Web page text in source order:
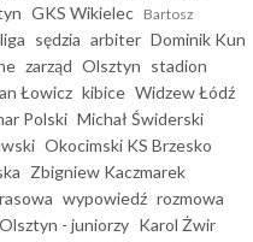
GKS Wikielec Bartosz
sędzia arbiter Dominik Kun
zarząd Olsztyn stadion
Łowicz kibice Widzew Łódź
Polski Michał Świderski
Okocimski KS Brzesko
Zbigniew Kaczmarek
wypowiedź rozmowa
- juniorzy Karol Żwir